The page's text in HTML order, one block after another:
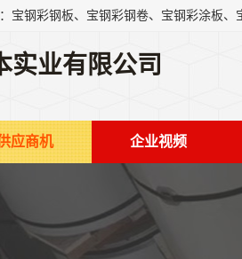
实业有限公司
应商机 企业视频